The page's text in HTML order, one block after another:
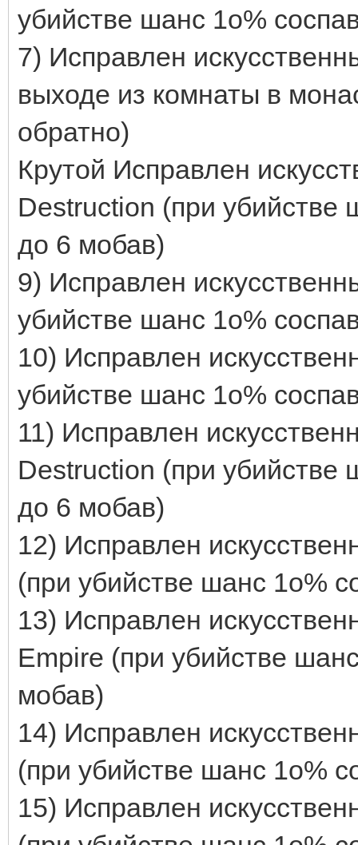
убийстве шанс 1о%
7) Исправлен
выходе из комнаты в
обратно)
Крутой Исправлен
Destruction (при убийстве
до 6 мобав)
9) Исправлен
убийстве шанс 1о%
10) Исправлен
убийстве шанс 1о%
11) Исправлен
Destruction (при убийстве
до 6 мобав)
12) Исправлен
(при убийстве шанс 1о%
13) Исправлен
Empire (при убийстве
мобав)
14) Исправлен
(при убийстве шанс 1о%
15) Исправлен